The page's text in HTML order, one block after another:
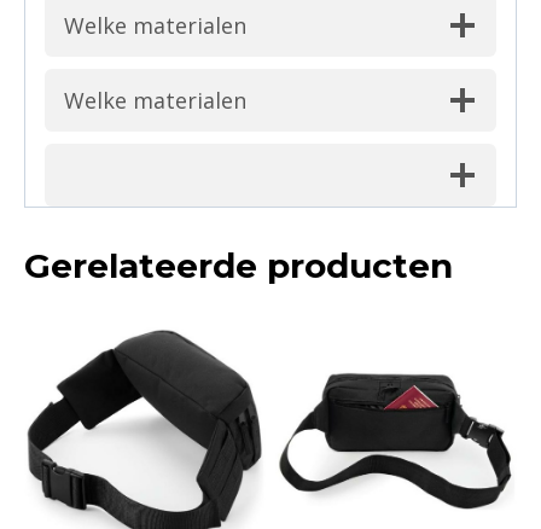
Welke materialen
Welke materialen
Gerelateerde producten